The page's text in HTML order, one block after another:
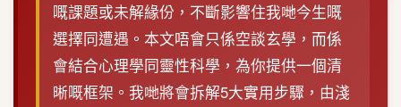
嘅課題或未解緣份，不斷影響住我哋今生嘅
選擇同遭遇。本文唔會只係空談玄學，而係
會結合心理學同靈性科學，為你提供一個清
晰嘅框架。我哋將會拆解5大實用步驟，由淺